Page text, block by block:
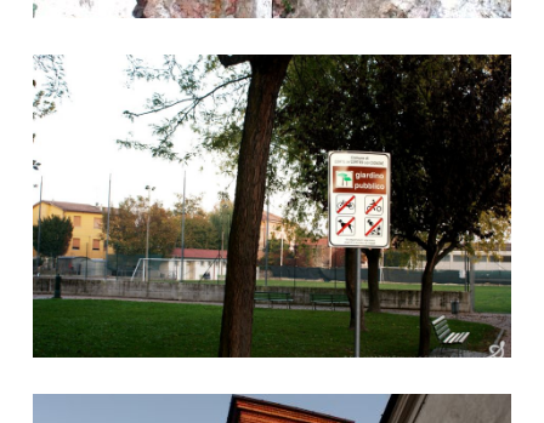
Area Verde
Campanile chiesa di Cignone